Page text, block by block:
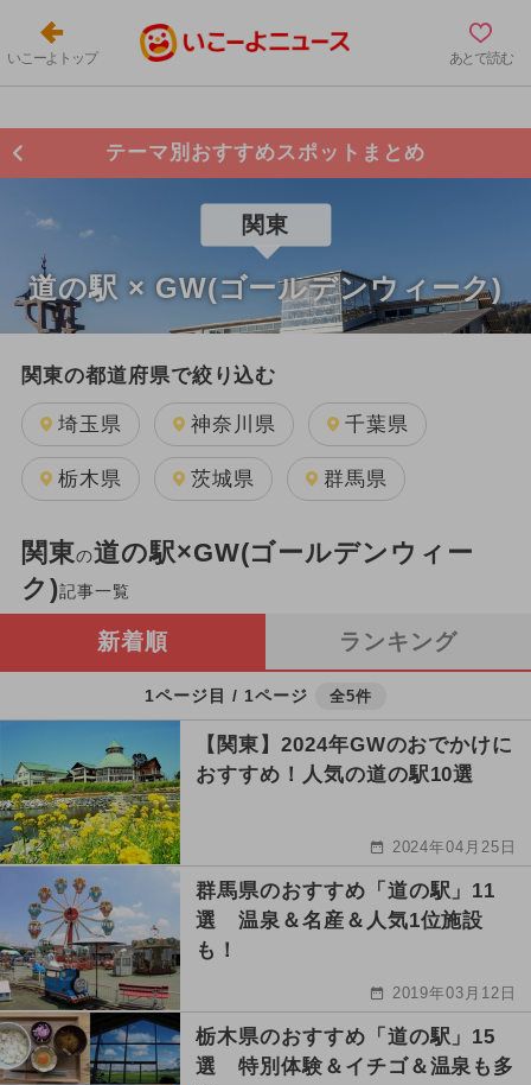
いこーよトップ あとで読む
テーマ別おすすめスポットまとめ
関東
道の駅 × GW(ゴールデンウィーク)
関東の都道府県で絞り込む
埼玉県 神奈川県 千葉県
栃木県 茨城県 群馬県
関東の道の駅×GW(ゴールデンウィー
ク)記事一覧
新着順 ランキング
1ページ目 / 1ページ 全5件
【関東】2024年GWのおでかけに
おすすめ！人気の道の駅10選
2024年04月25日
群馬県のおすすめ「道の駅」11
選 温泉＆名産＆人気1位施設
も！
2019年03月12日
栃木県のおすすめ「道の駅」15
選 特別体験＆イチゴ＆温泉も多